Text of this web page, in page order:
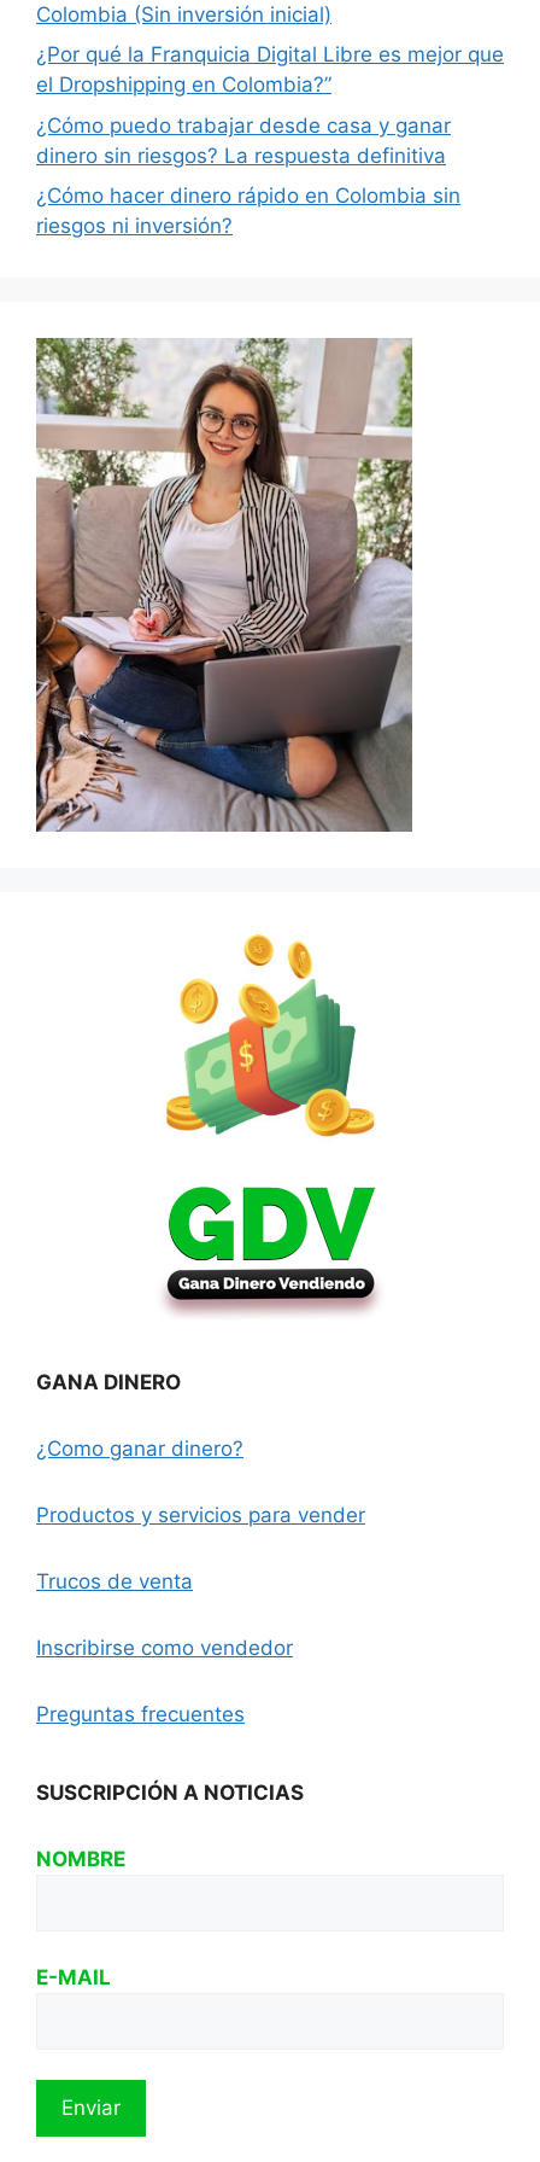
Colombia (Sin inversión inicial)
¿Por qué la Franquicia Digital Libre es mejor que
el Dropshipping en Colombia?”
¿Cómo puedo trabajar desde casa y ganar
dinero sin riesgos? La respuesta definitiva
¿Cómo hacer dinero rápido en Colombia sin
riesgos ni inversión?
GANA DINERO
¿Como ganar dinero?
Productos y servicios para vender
Trucos de venta
Inscribirse como vendedor
Preguntas frecuentes
SUSCRIPCIÓN A NOTICIAS
NOMBRE
E-MAIL